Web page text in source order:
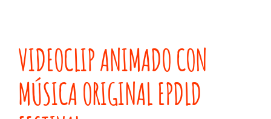
Blog
STORE
VIDEOCLIP ANIMADO CON
MÚSICA ORIGINAL EPDLD